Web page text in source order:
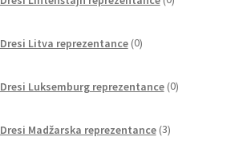
izdelkov
Dresi Litva reprezentance 0izdelkov
Dresi Luksemburg reprezentance 0izdelkov
Dresi Madžarska reprezentance 3izdelki